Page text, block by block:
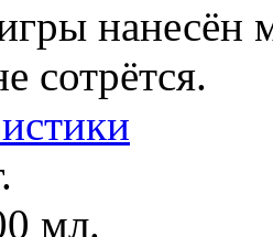
нанесён
сотрётся.
мл.